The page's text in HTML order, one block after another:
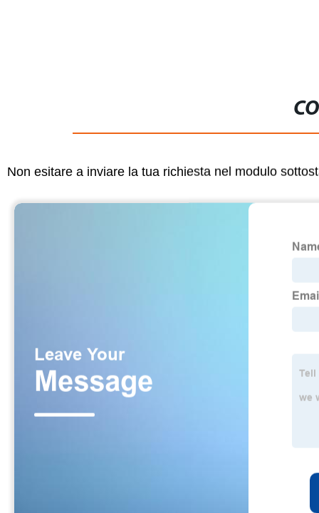
Non esitare a inviare la tua richiesta nel modulo